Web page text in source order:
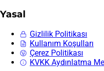
Yasal
Gizlilik Politikası
Kullanım Koşulları
Çerez Politikası
KVKK Aydınlatma